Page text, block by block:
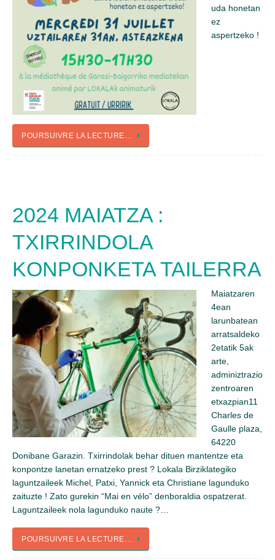
uda honetan
ez
aspertzeko !
POURSUIVRE LA LECTURE…
2024 MAIATZA :
TXIRRINDOLA
KONPONKETA TAILERRA
Maiatzaren
4ean
larunbatean
arratsaldeko
2etatik 5ak
arte,
adminiztrazio
zentroaren
etxazpian11
Charles de
Gaulle plaza,
64220
Donibane Garazin. Txirrindolak behar dituen mantentze eta
konpontze lanetan ernatzeko prest ? Lokala Birziklategiko
laguntzaileek Michel, Patxi, Yannick eta Christiane lagunduko
zaituzte ! Zato gurekin “Mai en vélo” denboraldia ospatzerat.
Laguntzaileek nola lagunduko naute ?…
POURSUIVRE LA LECTURE…